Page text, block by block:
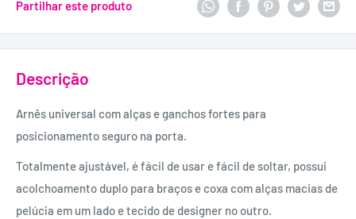
Partilhar este produto
Descrição
Arnês universal com alças e ganchos fortes para
posicionamento seguro na porta.
Totalmente ajustável, é fácil de usar e fácil de soltar, possui
acolchoamento duplo para braços e coxa com alças macias de
pelúcia em um lado e tecido de designer no outro.